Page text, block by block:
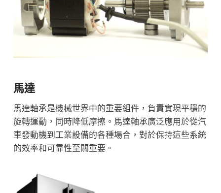
馬達
馬達軸承是機械世界中的重要組件，負責實現平穩的
旋轉運動，同時降低摩擦。馬達軸承廣泛應用於從汽
車發動機到工業設備的各種場合，對於保持這些系統
的效率和可靠性至關重要。